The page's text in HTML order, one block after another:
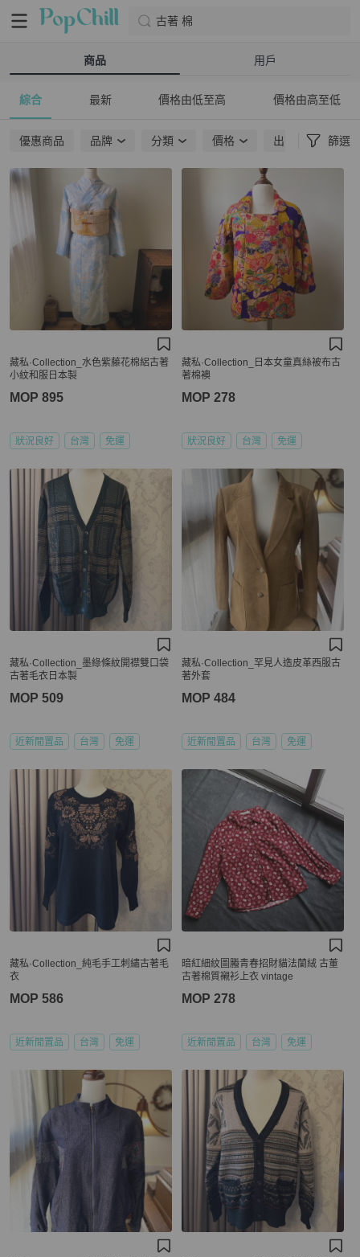
古著 棉
商品 用戶
綜合 最新 價格由低至高 價格由高至低
優惠商品 品牌 分類 價格 出貨地點 篩選
藏私·Collection_水色紫藤花棉絽古著
小紋和服日本製
MOP 895
狀況良好 台灣 免運
藏私·Collection_日本女童真絲被布古
著棉襖
MOP 278
狀況良好 台灣 免運
藏私·Collection_墨綠條紋開襟雙口袋
古著毛衣日本製
MOP 509
近新閒置品 台灣 免運
藏私·Collection_罕見人造皮革西服古
著外套
MOP 484
近新閒置品 台灣 免運
藏私·Collection_純毛手工刺繡古著毛
衣
MOP 586
近新閒置品 台灣 免運
暗紅細紋圖螣青春招財貓法蘭絨 古董
古著棉質襯衫上衣 vintage
MOP 278
近新閒置品 台灣 免運